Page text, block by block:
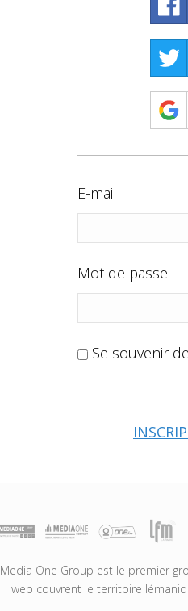
E-mail
Mot de passe
Se souvenir
Media One Group est le premier
web couvrent le territoire